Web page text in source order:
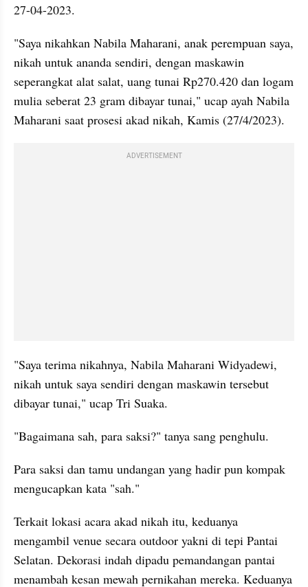
27-04-2023.
"Saya nikahkan Nabila Maharani, anak perempuan saya,
nikah untuk ananda sendiri, dengan maskawin
seperangkat alat salat, uang tunai Rp270.420 dan logam
mulia seberat 23 gram dibayar tunai," ucap ayah Nabila
Maharani saat prosesi akad nikah, Kamis (27/4/2023).
ADVERTISEMENT
"Saya terima nikahnya, Nabila Maharani Widyadewi,
nikah untuk saya sendiri dengan maskawin tersebut
dibayar tunai," ucap Tri Suaka.
"Bagaimana sah, para saksi?" tanya sang penghulu.
Para saksi dan tamu undangan yang hadir pun kompak
mengucapkan kata "sah."
Terkait lokasi acara akad nikah itu, keduanya
mengambil venue secara outdoor yakni di tepi Pantai
Selatan. Dekorasi indah dipadu pemandangan pantai
menambah kesan mewah pernikahan mereka. Keduanya